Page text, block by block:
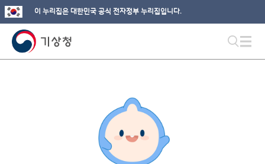
이 누리집은 대한민국 공식 전자정부 누리집입니다.